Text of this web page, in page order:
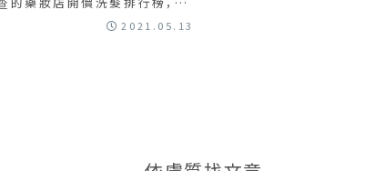
2021.05.13